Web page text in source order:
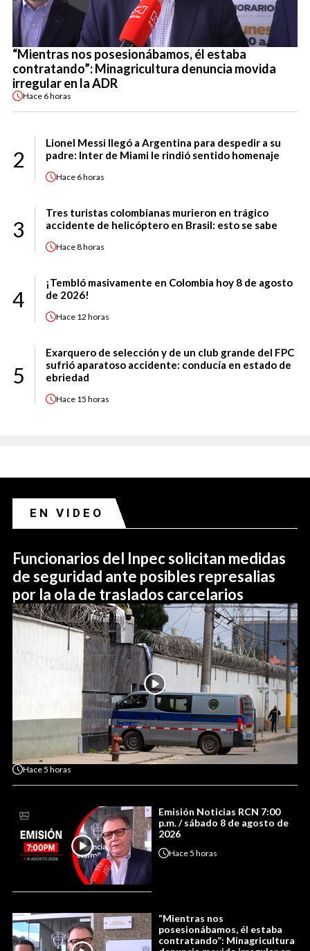
“Mientras nos posesionábamos, él estaba
contratando”: Minagricultura denuncia movida
irregular en la ADR
Hace 6 horas
2
Lionel Messi llegó a Argentina para despedir a su
padre: Inter de Miami le rindió sentido homenaje
Hace 6 horas
3
Tres turistas colombianas murieron en trágico
accidente de helicóptero en Brasil: esto se sabe
Hace8 horas
4
¡Tembló masivamente en Colombia hoy 8 de agosto
de 2026!
Hace 12 horas
5
Exarquero de selección y de un club grande del FPC
sufrió aparatoso accidente: conducía en estado de
ebriedad
Hace 15 horas
EN VIDEO
Funcionarios del Inpec solicitan medidas
de seguridad ante posibles represalias
por la ola de traslados carcelarios
Hace5 horas
Emisión Noticias RCN 7:00
p.m. / sábado 8 de agosto de
2026
Hace5 horas
“Mientras nos
posesionábamos, él estaba
contratando”: Minagricultura